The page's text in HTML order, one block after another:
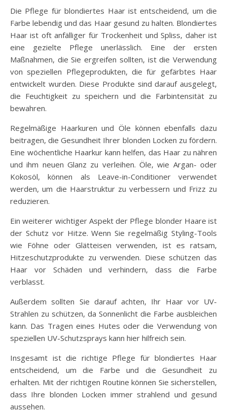
Die Pflege für blondiertes Haar ist entscheidend, um die
Farbe lebendig und das Haar gesund zu halten. Blondiertes
Haar ist oft anfälliger für Trockenheit und Spliss, daher ist
eine gezielte Pflege unerlässlich. Eine der ersten
Maßnahmen, die Sie ergreifen sollten, ist die Verwendung
von speziellen Pflegeprodukten, die für gefärbtes Haar
entwickelt wurden. Diese Produkte sind darauf ausgelegt,
die Feuchtigkeit zu speichern und die Farbintensität zu
bewahren.
Regelmäßige Haarkuren und Öle können ebenfalls dazu
beitragen, die Gesundheit Ihrer blonden Locken zu fördern.
Eine wöchentliche Haarkur kann helfen, das Haar zu nähren
und ihm neuen Glanz zu verleihen. Öle, wie Argan- oder
Kokosöl, können als Leave-in-Conditioner verwendet
werden, um die Haarstruktur zu verbessern und Frizz zu
reduzieren.
Ein weiterer wichtiger Aspekt der Pflege blonder Haare ist
der Schutz vor Hitze. Wenn Sie regelmäßig Styling-Tools
wie Föhne oder Glätteisen verwenden, ist es ratsam,
Hitzeschutzprodukte zu verwenden. Diese schützen das
Haar vor Schäden und verhindern, dass die Farbe
verblasst.
Außerdem sollten Sie darauf achten, Ihr Haar vor UV-
Strahlen zu schützen, da Sonnenlicht die Farbe ausbleichen
kann. Das Tragen eines Hutes oder die Verwendung von
speziellen UV-Schutzsprays kann hier hilfreich sein.
Insgesamt ist die richtige Pflege für blondiertes Haar
entscheidend, um die Farbe und die Gesundheit zu
erhalten. Mit der richtigen Routine können Sie sicherstellen,
dass Ihre blonden Locken immer strahlend und gesund
aussehen.